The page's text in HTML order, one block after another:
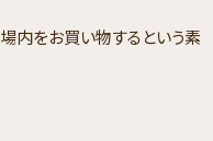
内をお買い物するという素